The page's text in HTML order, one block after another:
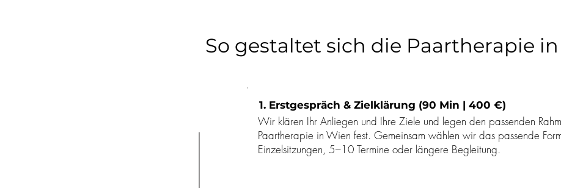
So gestaltet sich die Paartherapie
1. Erstgespräch & Zielklärung (90 Min | 400 €)
Wir klären Ihr Anliegen und Ihre Ziele und legen den passenden
Paartherapie in Wien fest. Gemeinsam wählen wir das passende
Einzelsitzungen, 5–10 Termine oder längere Begleitung.